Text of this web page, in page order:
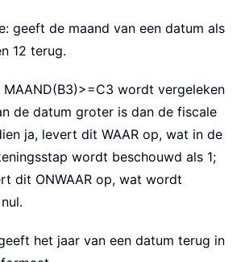
geeft de maand van een datum als
12 terug.
wordt vergeleken
de datum groter is dan de fiscale
ja, levert dit WAAR op, wat in de
wordt beschouwd als 1;
dit ONWAAR op, wat wordt
het jaar van een datum terug in